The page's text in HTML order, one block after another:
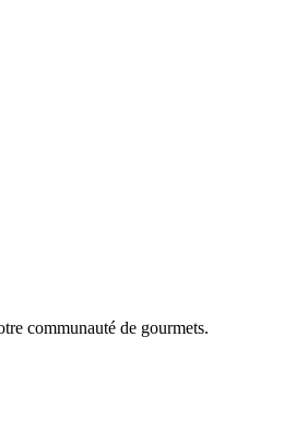
communauté de gourmets.